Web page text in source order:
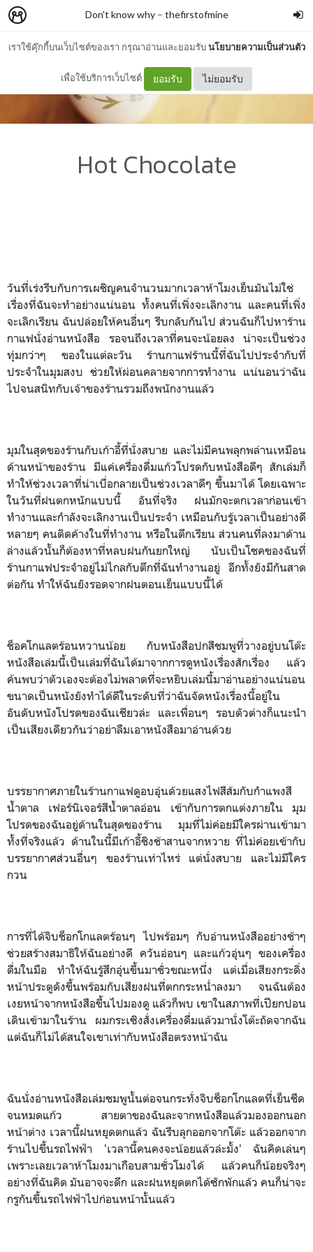
เราใช้คุ๊กกี้บนเว็บไซต์ของเรา กรุณาอ่านและยอมรับนโยบายความเป็นส่วนตัว
เพื่อใช้บริการเว็บไซต์ ยอมรับ ไม่ยอมรับ
Don't know why– thefirstofmine
Hot Chocolate
วันที่เร่งรีบกับการเผชิญคนจำนวนมากเวลาห้าโมงเย็นมันไม่ใช่
เรื่องที่ฉันจะทำอย่างแน่นอน ทั้งคนที่เพิ่งจะเลิกงาน และคนที่เพิ่ง
จะเลิกเรียน ฉันปล่อยให้คนอื่นๆ รีบกลับกันไป ส่วนฉันก็ไปหาร้าน
กาแฟนั่งอ่านหนังสือ รอจนถึงเวลาที่คนจะน้อยลง น่าจะเป็นช่วง
ทุ่มกว่าๆ ของในแต่ละวัน ร้านกาแฟร้านนี้ที่ฉันไปประจำกับที่
ประจำในมุมสงบ ช่วยให้ผ่อนคลายจากการทำงาน แน่นอนว่าฉัน
ไปจนสนิทกับเจ้าของร้านรวมถึงพนักงานแล้ว
มุมในสุดของร้านกับเก้าอี้ที่นั่งสบาย และไม่มีคนพลุกพล่านเหมือน
ด้านหน้าของร้าน มีแค่เครื่องดื่มแก้วโปรดกับหนังสือดีๆ สักเล่มก็
ทำให้ช่วงเวลาที่น่าเบื่อกลายเป็นช่วงเวลาดีๆ ขึ้นมาได้ โดยเฉพาะ
ในวันที่ฝนตกหนักแบบนี้ อันที่จริง ฝนมักจะตกเวลาก่อนเข้า
ทำงานและกำลังจะเลิกงานเป็นประจำ เหมือนกับรู้เวลาเป็นอย่างดี
หลายๆ คนติดค้างในที่ทำงาน หรือในตึกเรียน ส่วนคนที่ลงมาด้าน
ล่างแล้วนั้นก็ต้องหาที่หลบฝนกันยกใหญ่ นับเป็นโชคของฉันที่
ร้านกาแฟประจำอยู่ไม่ไกลกับตึกที่ฉันทำงานอยู่ อีกทั้งยังมีกันสาด
ต่อกัน ทำให้ฉันยังรอดจากฝนตอนเย็นแบบนี้ได้
ช็อคโกแลตร้อนหวานน้อย กับหนังสือปกสีชมพูที่วางอยู่บนโต๊ะ
หนังสือเล่มนี้เป็นเล่มที่ฉันได้มาจากการดูหนังเรื่องสักเรื่อง แล้ว
ค้นพบว่าตัวเองจะต้องไม่พลาดที่จะหยิบเล่มนี้มาอ่านอย่างแน่นอน
ขนาดเป็นหนังยังทำได้ดีในระดับที่ว่าฉันจัดหนังเรื่องนี้อยู่ใน
อันดับหนังโปรดของฉันเชียวล่ะ และเพื่อนๆ รอบตัวต่างก็แนะนำ
เป็นเสียงเดียวกันว่าอย่าลืมเอาหนังสือมาอ่านด้วย
บรรยากาศภายในร้านกาแฟดูอบอุ่นด้วยแสงไฟสีส้มกับกำแพงสี
น้ำตาล เฟอร์นิเจอร์สีน้ำตาลอ่อน เข้ากับการตกแต่งภายใน มุม
โปรดของฉันอยู่ด้านในสุดของร้าน มุมที่ไม่ค่อยมีใครผ่านเข้ามา
ทั้งที่จริงแล้ว ด้านในนี้มีเก้าอี้ชิงช้าสานจากหวาย ที่ไม่ค่อยเข้ากับ
บรรยากาศส่วนอื่นๆ ของร้านเท่าไหร่ แต่นั่งสบาย และไม่มีใคร
กวน
การที่ได้จิบช็อกโกแลตร้อนๆ ไปพร้อมๆ กับอ่านหนังสืออย่างช้าๆ
ช่วยสร้างสมาธิให้ฉันอย่างดี ควันอ่อนๆ และแก้วอุ่นๆ ของเครื่อง
ดื่มในมือ ทำให้ฉันรู้สึกอุ่นขึ้นมาชั่วขณะหนึ่ง แต่เมื่อเสียงกระดิ่ง
หน้าประตูดังขึ้นพร้อมกับเสียงฝนที่ตกกระหน่ำลงมา จนฉันต้อง
เงยหน้าจากหนังสือขึ้นไปมองดู แล้วก็พบ เขาในสภาพที่เปียกปอน
เดินเข้ามาในร้าน ผมกระเซิงสั่งเครื่องดื่มแล้วมานั่งโต๊ะถัดจากฉัน
แต่ฉันก็ไม่ได้สนใจเขาเท่ากับหนังสือตรงหน้าฉัน
ฉันนั่งอ่านหนังสือเล่มชมพูนั้นต่อจนกระทั่งจิบช็อกโกแลตที่เย็นชืด
จนหมดแก้ว สายตาของฉันละจากหนังสือแล้วมองออกนอก
หน้าต่าง เวลานี้ฝนหยุดตกแล้ว ฉันรีบลุกออกจากโต๊ะ แล้วออกจาก
ร้านไปขึ้นรถไฟฟ้า 'เวลานี้คนคงจะน้อยแล้วล่ะมั้ง' ฉันคิดเล่นๆ
เพราะเลยเวลาห้าโมงมาเกือบสามชั่วโมงได้ แล้วคนก็น้อยจริงๆ
อย่างที่ฉันคิด มันอาจจะดึก และฝนหยุดตกได้ซักพักแล้ว คนก็น่าจะ
กรูกันขึ้นรถไฟฟ้าไปก่อนหน้านั้นแล้ว